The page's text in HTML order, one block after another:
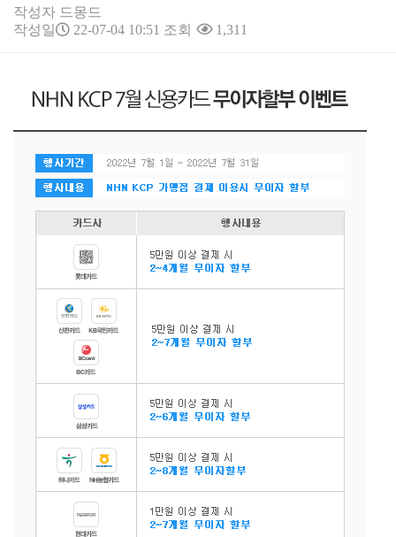
작성자 드몽드
작성일
22-07-04 10:51 조회 1,311